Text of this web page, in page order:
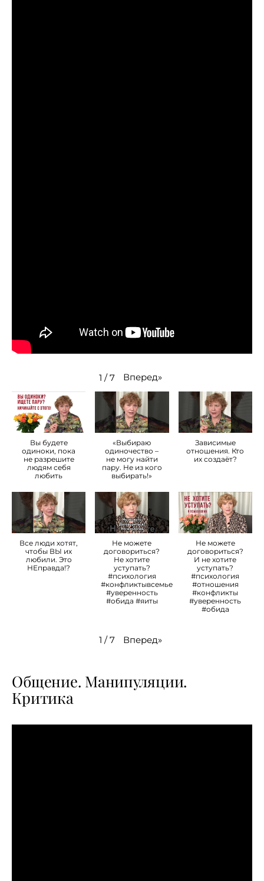
1 / 7 Вперед»
Вы будете
одиноки, пока
не разрешите
людям себя
любить
«Выбираю
одиночество –
не могу найти
пару. Не из кого
выбирать!»
Зависимые
отношения. Кто
их создаёт?
Все люди хотят,
чтобы ВЫ их
любили. Это
НЕправда!?
Не можете
договориться?
Не хотите
уступать?
#психология
#конфликтывсемье
#уверенность
#обида #яиты
Не можете
договориться?
И не хотите
уступать?
#психология
#отношения
#конфликты
#уверенность
#обида
1 / 7 Вперед»
Общение. Манипуляции.
Критика